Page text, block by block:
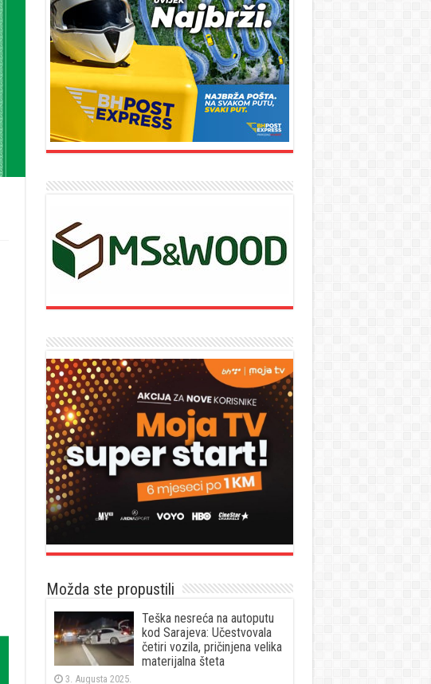
Možda ste propustili
Teška nesreća na autoputu
kod Sarajeva: Učestvovala
četiri vozila, pričinjena velika
materijalna šteta
3. Augusta 2025.